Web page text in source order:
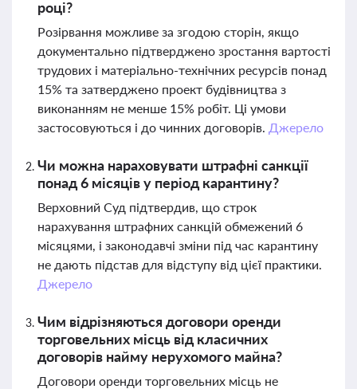
році?
Розірвання можливе за згодою сторін, якщо
документально підтверджено зростання вартості
трудових і матеріально-технічних ресурсів понад
15% та затверджено проект будівництва з
виконанням не менше 15% робіт. Ці умови
застосовуються і до чинних договорів. Джерело
Чи можна нараховувати штрафні санкції
понад 6 місяців у період карантину?
Верховний Суд підтвердив, що строк
нарахування штрафних санкцій обмежений 6
місяцями, і законодавчі зміни під час карантину
не дають підстав для відступу від цієї практики.
Джерело
Чим відрізняються договори оренди
торговельних місць від класичних
договорів найму нерухомого майна?
Договори оренди торговельних місць не